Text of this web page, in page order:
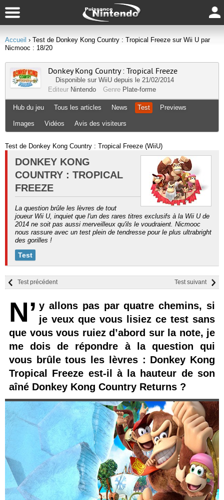
Accueil › Test de Donkey Kong Country : Tropical Freeze sur Wii U par
Nicmooc : 18/20
Donkey Kong Country : Tropical Freeze
Disponible sur WiiU depuis le 21/02/2014
Editeur Nintendo Genre Plate-forme
Hub du jeu Tous les articles News Test Previews
Images Vidéos Avis des visiteurs
Test de Donkey Kong Country : Tropical Freeze (WiiU)
DONKEY KONG
COUNTRY : TROPICAL
FREEZE
La question brûle les lèvres de tout
joueur Wii U, inquiet que l'un des rares titres exclusifs à la Wii U de
2014 ne soit pas aussi merveilleux qu'ils le voudraient. Nicmooc
nous rassure avec un test plein de tendresse pour le plus ultrabright
des gorilles !
Test
Test suivant
Test précédent
N’ y allons pas par quatre chemins, si
je veux que vous lisiez ce test sans
que vous vous ruiez d’abord sur la note, je
me dois de répondre à la question qui
vous brûle tous les lèvres : Donkey Kong
Tropical Freeze est-il à la hauteur de son
aîné Donkey Kong Country Returns ?